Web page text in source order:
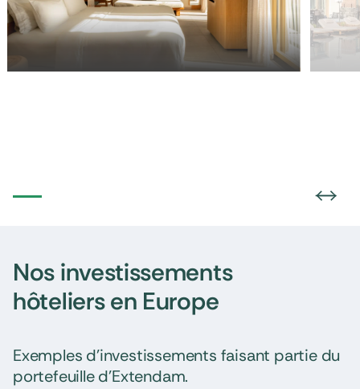
Nos investissements
hôteliers en Europe
Exemples d’investissements faisant partie du
portefeuille d’Extendam.